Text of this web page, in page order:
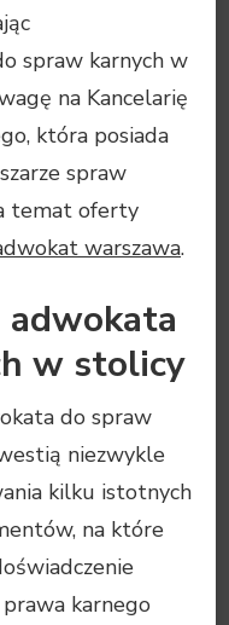
spraw karnych w
na Kancelarię
która posiada
spraw
temat oferty
warszawa.
w stolicy
do spraw
niezwykle
kilku istotnych
na które
karnego